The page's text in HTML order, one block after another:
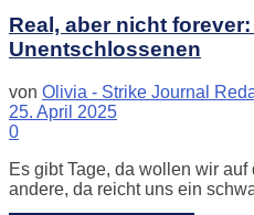
Real, aber nicht
Unentschlossenen
von Olivia - Strike Journal
25. April 2025
0
Es gibt Tage, da wollen wir
andere, da reicht uns ein